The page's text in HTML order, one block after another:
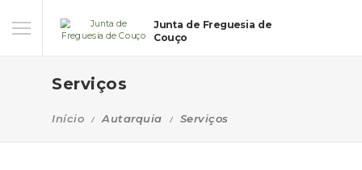
Junta de Freguesia de
Couço
Serviços
Início Autarquia Serviços